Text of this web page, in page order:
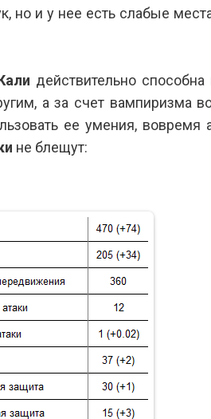
но и у нее есть слабые
действительно
а за счет вампиризма
ее умения, вовремя
не блещут: